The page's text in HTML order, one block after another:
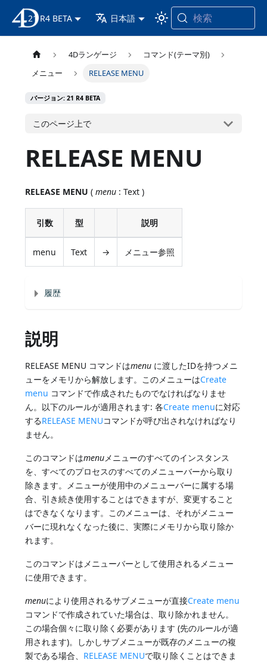
4D ドキュメンテーション
21 R4 BETA 日本語 検索
4Dランゲージ
コマンド(テーマ別)
メニュー
RELEASE MENU
バージョン: 21 R4 BETA
このページ上で
RELEASE MENU
RELEASE MENU (menu : Text )
引数 型 説明
menu Text → メニュー参照
履歴
説明
RELEASE MENU コマンドはmenu に渡したIDを持つメニ
ューをメモリから解放します。このメニューはCreate
menu コマンドで作成されたものでなければなりませ
ん。以下のルールが適用されます: 各Create menuに対応
するRELEASE MENUコマンドが呼び出されなければなり
ません。
このコマンドはmenuメニューのすべてのインスタンス
を、すべてのプロセスのすべてのメニューバーから取り
除きます。メニューが使用中のメニューバーに属する場
合、引き続き使用することはできますが、変更すること
はできなくなります。このメニューは、それがメニュー
バーに現れなくなった後に、実際にメモリから取り除か
れます。
このコマンドはメニューバーとして使用されるメニュー
に使用できます。
menuにより使用されるサブメニューが直接Create menu
コマンドで作成されていた場合は、取り除かれません。
この場合個々に取り除く必要があります (先のルールが適
用されます)。しかしサブメニューが既存のメニューの複
製である場合、 RELEASE MENUで取り除くことはできま